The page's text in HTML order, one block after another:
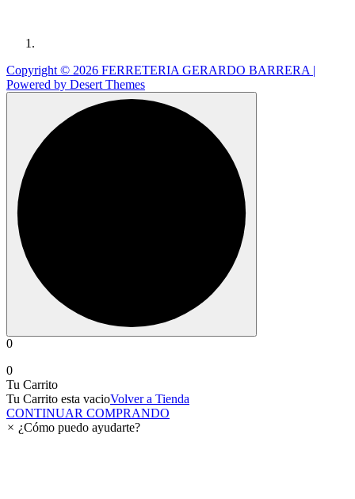
Copyright © 2026 FERRETERIA GERARDO BARRERA |
Powered by Desert Themes
0
0
Tu Carrito
Tu Carrito esta vacioVolver a Tienda
CONTINUAR COMPRANDO
× ¿Cómo puedo ayudarte?